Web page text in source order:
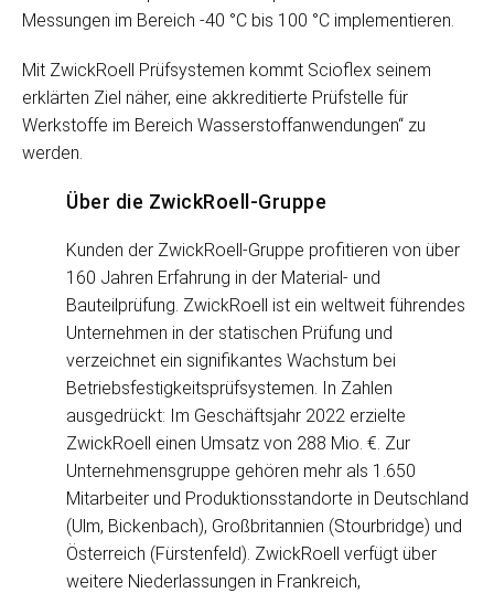
Messungen im Bereich -40 °C bis 100 °C implementieren.
Mit ZwickRoell Prüfsystemen kommt Scioflex seinem
erklärten Ziel näher, eine akkreditierte Prüfstelle für
Werkstoffe im Bereich Wasserstoffanwendungen“ zu
werden.
Über die ZwickRoell-Gruppe
Kunden der ZwickRoell-Gruppe profitieren von über
160 Jahren Erfahrung in der Material- und
Bauteilprüfung. ZwickRoell ist ein weltweit führendes
Unternehmen in der statischen Prüfung und
verzeichnet ein signifikantes Wachstum bei
Betriebsfestigkeitsprüfsystemen. In Zahlen
ausgedrückt: Im Geschäftsjahr 2022 erzielte
ZwickRoell einen Umsatz von 288 Mio. €. Zur
Unternehmensgruppe gehören mehr als 1.650
Mitarbeiter und Produktionsstandorte in Deutschland
(Ulm, Bickenbach), Großbritannien (Stourbridge) und
Österreich (Fürstenfeld). ZwickRoell verfügt über
weitere Niederlassungen in Frankreich,